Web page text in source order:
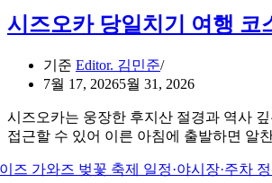
시즈오카 당일치기 여행 코
기준 Editor. 김민준
7월 17, 20265월 31, 2026
시즈오카는 웅장한 후지산 절경과 역사
접근할 수 있어 이른 아침에 출발하면 알